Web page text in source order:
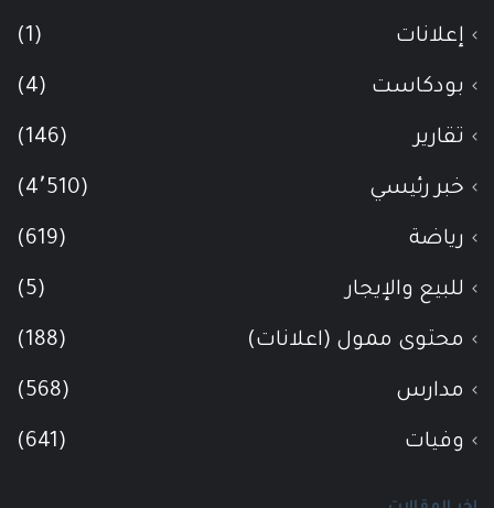
إعلانات (1)
بودكاست (4)
تقارير (146)
خبر رئيسي (4٬510)
رياضة (619)
للبيع والإيجار (5)
محتوى ممول (اعلانات) (188)
مدارس (568)
وفيات (641)